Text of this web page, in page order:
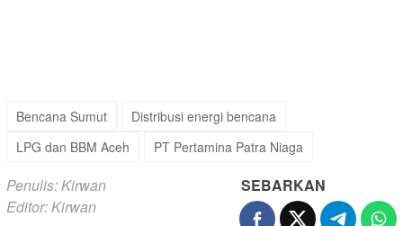
Bencana Sumut
Distribusi energi bencana
LPG dan BBM Aceh
PT Pertamina Patra Niaga
Penulis: Kirwan
Editor: Kirwan
SEBARKAN